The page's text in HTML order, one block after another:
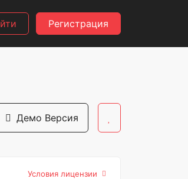
Регистрация
Демо Версия
Условия лицензии